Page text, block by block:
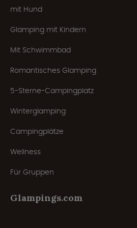
mit Hund
Glamping mit Kindern
Mit Schwimmbad
Romantisches Glamping
5-Sterne-Campingplatz
Winterglamping
Campingplätze
Wellness
Für Gruppen
Glampings.com